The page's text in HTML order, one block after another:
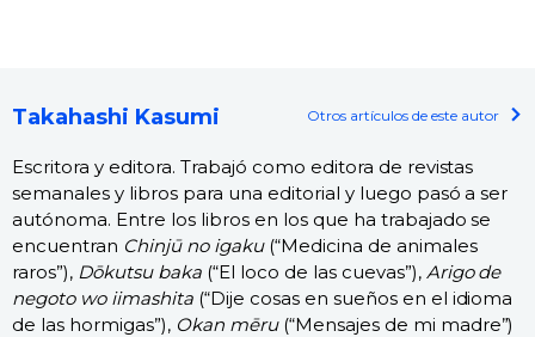
Takahashi Kasumi Otros artículos de este autor
Escritora y editora. Trabajó como editora de revistas
semanales y libros para una editorial y luego pasó a ser
autónoma. Entre los libros en los que ha trabajado se
encuentran Chinjū no igaku(“Medicina de animales
raros”), Dōkutsu baka(“El loco de las cuevas”), Arigo de
negoto wo iimashita(“Dije cosas en sueños en el idioma
de las hormigas”), Okan mēru(“Mensajes de mi madre”)